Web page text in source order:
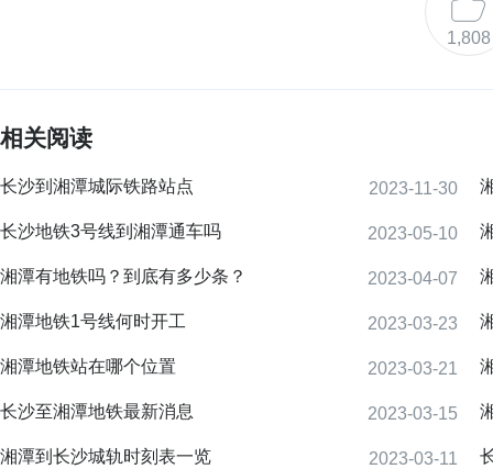
1,808
相关阅读
长沙到湘潭城际铁路站点 2023-11-30
长沙地铁3号线到湘潭通车吗 2023-05-10
湘潭有地铁吗？到底有多少条？ 2023-04-07
湘潭地铁1号线何时开工 2023-03-23
湘潭地铁站在哪个位置 2023-03-21
长沙至湘潭地铁最新消息 2023-03-15
湘潭到长沙城轨时刻表一览 2023-03-11